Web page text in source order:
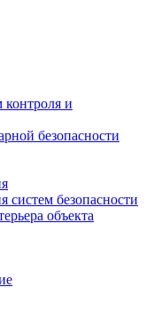
и
безопасности
систем безопасности
объекта